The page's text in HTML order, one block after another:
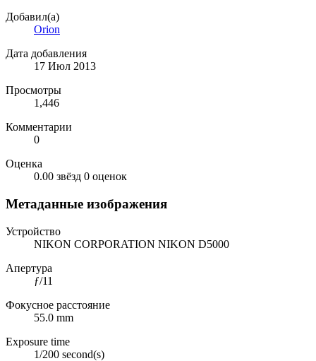
Добавил(а)
Orion
Дата добавления
17 Июл 2013
Просмотры
1,446
Комментарии
0
Оценка
0.00 звёзд 0 оценок
Метаданные изображения
Устройство
NIKON CORPORATION NIKON D5000
Апертура
ƒ/11
Фокусное расстояние
55.0 mm
Exposure time
1/200 second(s)